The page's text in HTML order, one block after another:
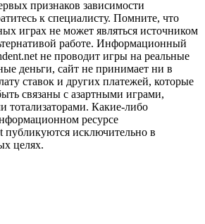
признаков зависимости
к специалисту. Помните, что
играх не может являться источником
работе. Информационный
не проводит игры на реальные
деньги, сайт не принимает ни в
ставок и других платежей, которые
связаны с азартными играми,
тотализаторами. Какие-либо
ресурсе
публикуются исключительно в
целях.